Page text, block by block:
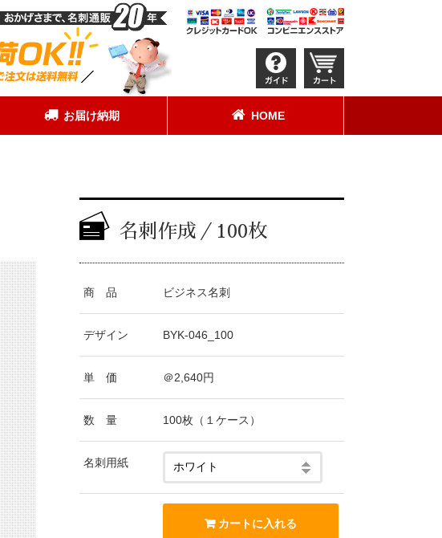
お届け納期 HOME
名刺作成／100枚
商 品 ビジネス名刺
デザイン BYK-046_100
単 価 ＠2,640円
数 量 100枚（１ケース）
名刺用紙